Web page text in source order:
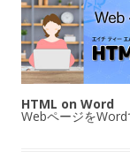
HTML on Word
WebページをWord